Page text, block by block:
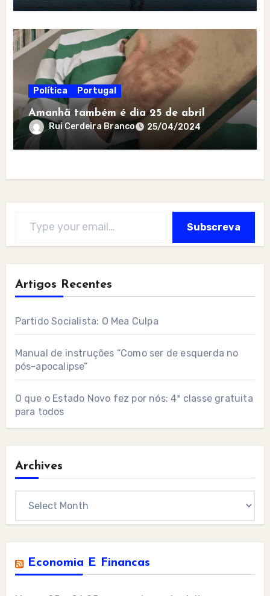
Política Portugal
Amanhã também é dia 25 de abril
Rui Cerdeira Branco 25/04/2024
Subscreva
Artigos Recentes
Partido Socialista: O Mea Culpa
Manual de instruções “Como ser de esquerda no
pós-apocalipse”
O que o Estado Novo fez por nós: 4ª classe gratuita
para todos
Archives
Economia E Financas